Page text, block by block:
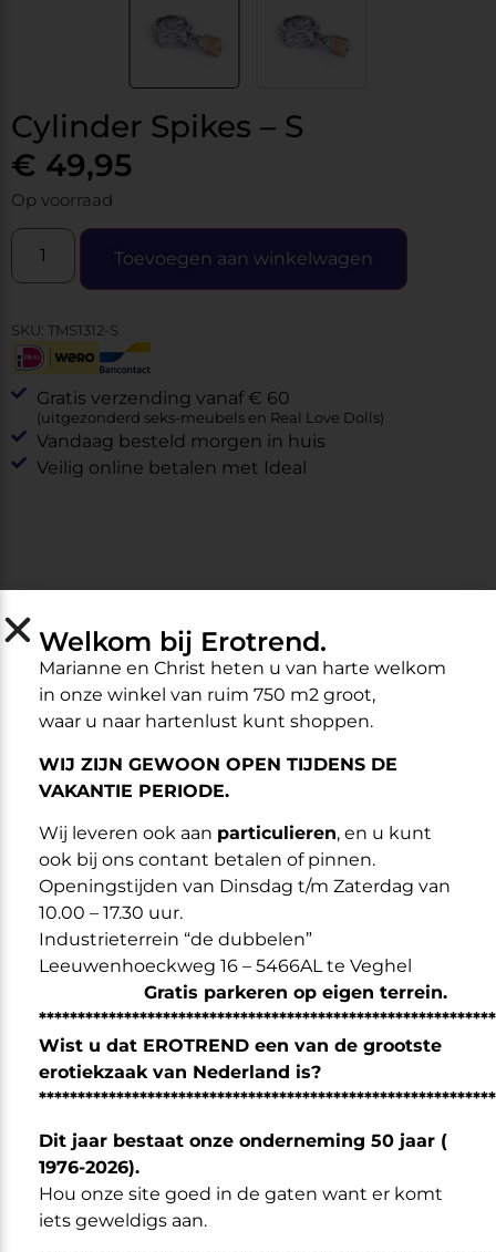
Cylinder Spikes – S
€ 49,95
Op voorraad
Toevoegen aan winkelwagen
SKU: TMS1312-S
Gratis verzending vanaf € 60
(uitgezonderd seks-meubels en Real Love Dolls)
Vandaag besteld morgen in huis
Veilig online betalen met Ideal
Specificaties
Omschrijving
De Kalis Teeth Spiked Chastity Device kan op meerdere
Als kuisheidsapparaat:
Plaats het rond de schacht van de penis en tijdens de erectie
graven de punten in het meest gevoelige vlees.
Als een spike cock ring:
Plaats hem aan de basis van de penis en testikels en zet hem
vast met een hangslot.
Als een brutale Ball Stretcher:
Wikkel hem om het scrotum.
De methode van foltering is aan jou!
Gebruik het bijgesloten hangslot om hem vast te zetten.
– Hoogte ring: 2.5 cm
– Binnen diameter: 3.8 cm
Welkom bij Erotrend.
Marianne en Christ heten u van harte welkom
in onze winkel van ruim 750 m2 groot,
waar u naar hartenlust kunt shoppen.
WIJ ZIJN GEWOON OPEN TIJDENS DE
VAKANTIE PERIODE.
Wij leveren ook aan particulieren, en u kunt
ook bij ons contant betalen of pinnen.
Openingstijden van Dinsdag t/m Zaterdag van
10.00 – 17.30 uur.
Industrieterrein “de dubbelen”
Leeuwenhoeckweg 16 – 5466AL te Veghel
Gratis parkeren op eigen terrein.
Wist u dat EROTREND een van de grootste
erotiekzaak van Nederland is?
Dit jaar bestaat onze onderneming 50 jaar (
1976-2026).
Hou onze site goed in de gaten want er komt
iets geweldigs aan.